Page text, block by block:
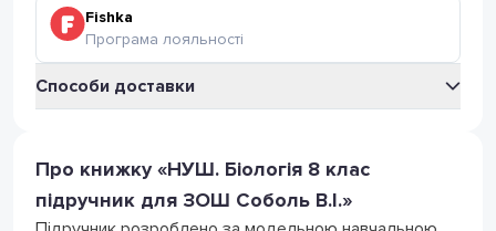
Fishka
Програма лояльності
Способи доставки
Відділення Укрпошта
Поштомат Укрпошта
Про книжку «НУШ. Біологія 8 клас
підручник для ЗОШ Соболь В.І.»